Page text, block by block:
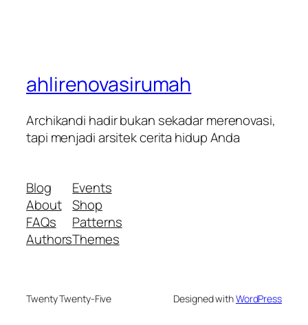
ahlirenovasirumah
Archikandi hadir bukan sekadar merenovasi,
tapi menjadi arsitek cerita hidup Anda
Blog
About
FAQs
Authors
Events
Shop
Patterns
Themes
Twenty Twenty-Five Designed withWordPress